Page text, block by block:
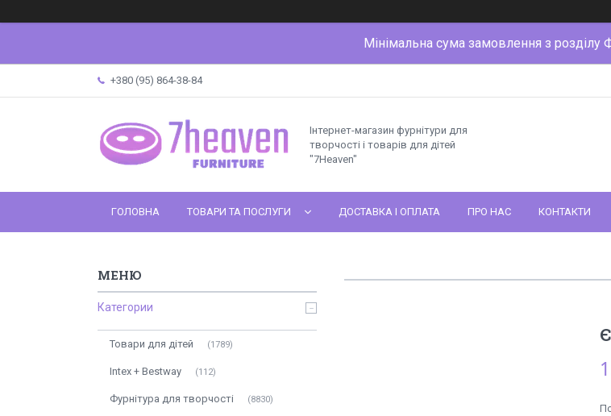
Мінімальна сума замовлення з розділу
+380 (95) 864-38-84
Інтернет-магазин фурнітури для
творчості і товарів для дітей
"7Heaven"
ГОЛОВНА ТОВАРИ ТА ПОСЛУГИ ДОСТАВКА І ОПЛАТА ПРО НАС КОНТАКТИ
Категории
Товари для дітей 1789
Intex + Bestway 112
Фурнітура для творчості 8830